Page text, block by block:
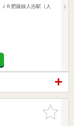
Ｒ肥薩線人吉駅（人
お気に入
りに追加